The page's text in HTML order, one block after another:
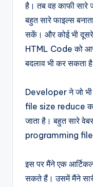
है। तब वह काफी
बहुत सारे फाइल्स
सकें। और कोई भी
HTML Code को
बदलाव भी कर सकता
Developer ने जो
file size reduce
जाता है। बहुत सारे
programming
इस पर मैंने एक
सकते हैं। उसमें मैंने